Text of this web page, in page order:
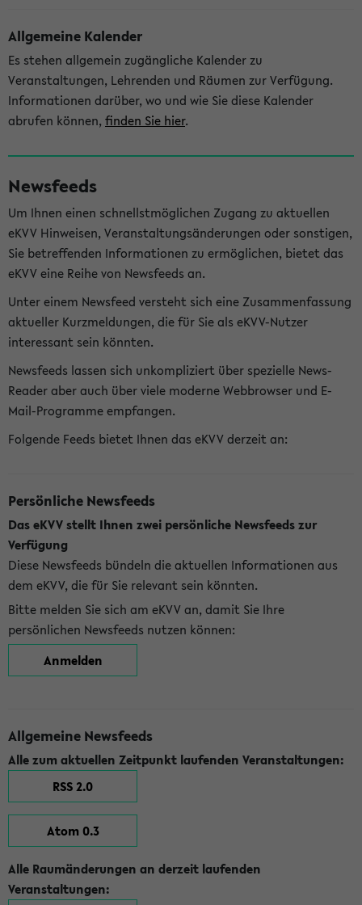
Allgemeine Kalender
Es stehen allgemein zugängliche Kalender zu
Veranstaltungen, Lehrenden und Räumen zur Verfügung.
Informationen darüber, wo und wie Sie diese Kalender
abrufen können, finden Sie hier.
Newsfeeds
Um Ihnen einen schnellstmöglichen Zugang zu aktuellen
eKVV Hinweisen, Veranstaltungsänderungen oder sonstigen,
Sie betreffenden Informationen zu ermöglichen, bietet das
eKVV eine Reihe von Newsfeeds an.
Unter einem Newsfeed versteht sich eine Zusammenfassung
aktueller Kurzmeldungen, die für Sie als eKVV-Nutzer
interessant sein könnten.
Newsfeeds lassen sich unkompliziert über spezielle News-
Reader aber auch über viele moderne Webbrowser und E-
Mail-Programme empfangen.
Folgende Feeds bietet Ihnen das eKVV derzeit an:
Persönliche Newsfeeds
Das eKVV stellt Ihnen zwei persönliche Newsfeeds zur
Verfügung
Diese Newsfeeds bündeln die aktuellen Informationen aus
dem eKVV, die für Sie relevant sein könnten.
Bitte melden Sie sich am eKVV an, damit Sie Ihre
persönlichen Newsfeeds nutzen können:
Anmelden
Allgemeine Newsfeeds
Alle zum aktuellen Zeitpunkt laufenden Veranstaltungen:
RSS 2.0
Atom 0.3
Alle Raumänderungen an derzeit laufenden
Veranstaltungen: